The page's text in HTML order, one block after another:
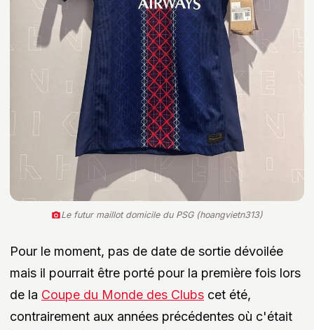
Le futur maillot domicile du PSG (hoangvietn313)
Pour le moment, pas de date de sortie dévoilée
mais il pourrait être porté pour la première fois lors
de la Coupe du Monde des Clubs cet été,
contrairement aux années précédentes où c'était